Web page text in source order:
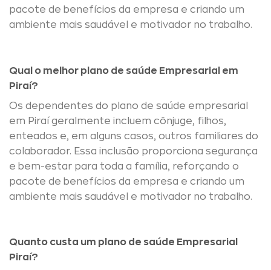
pacote de benefícios da empresa e criando um
ambiente mais saudável e motivador no trabalho.
Qual o melhor plano de saúde Empresarial em
Piraí?
Os dependentes do plano de saúde empresarial
em Piraí geralmente incluem cônjuge, filhos,
enteados e, em alguns casos, outros familiares do
colaborador. Essa inclusão proporciona segurança
e bem-estar para toda a família, reforçando o
pacote de benefícios da empresa e criando um
ambiente mais saudável e motivador no trabalho.
Quanto custa um plano de saúde Empresarial
Piraí?